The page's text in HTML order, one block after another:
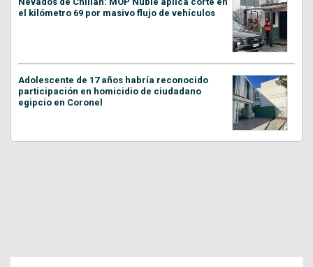
el kilómetro 69 por masivo flujo de vehículos
Adolescente de 17 años habría reconocido
participación en homicidio de ciudadano
egipcio en Coronel